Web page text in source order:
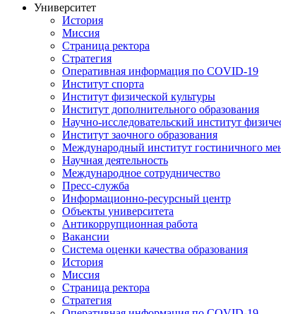
Университет
История
Миссия
Страница ректора
Стратегия
Оперативная информация по COVID-19
Институт спорта
Институт физической культуры
Институт дополнительного образования
Научно-исследовательский институт
Институт заочного образования
Международный институт гостиничного
Научная деятельность
Международное сотрудничество
Пресс-служба
Информационно-ресурсный центр
Объекты университета
Антикоррупционная работа
Вакансии
Система оценки качества образования
История
Миссия
Страница ректора
Стратегия